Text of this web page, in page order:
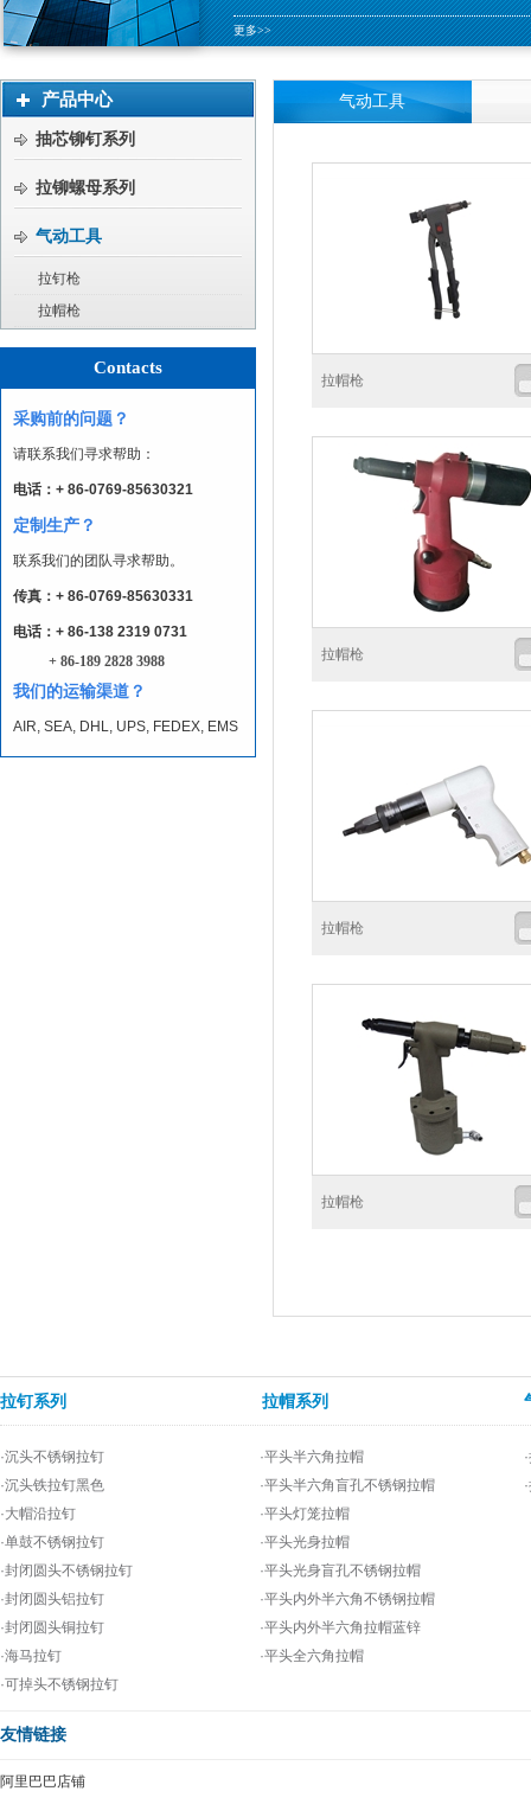
更多>>
产品中心
抽芯铆钉系列
拉铆螺母系列
气动工具
拉钉枪
拉帽枪
Contacts
采购前的问题？
请联系我们寻求帮助：
电话：+ 86-0769-85630321
定制生产？
联系我们的团队寻求帮助。
传真：+ 86-0769-85630331
电话：+ 86-138 2319 0731
+ 86-189 2828 3988
我们的运输渠道？
AIR, SEA, DHL, UPS, FEDEX, EMS
气动工具
拉帽枪
拉帽枪
拉帽枪
拉帽枪
拉钉系列 拉帽系列
·沉头不锈钢拉钉
·沉头铁拉钉黑色
·大帽沿拉钉
·单鼓不锈钢拉钉
·封闭圆头不锈钢拉钉
·封闭圆头铝拉钉
·封闭圆头铜拉钉
·海马拉钉
·可掉头不锈钢拉钉
·平头半六角拉帽
·平头半六角盲孔不锈钢拉帽
·平头灯笼拉帽
·平头光身拉帽
·平头光身盲孔不锈钢拉帽
·平头内外半六角不锈钢拉帽
·平头内外半六角拉帽蓝锌
·平头全六角拉帽
友情链接
阿里巴巴店铺